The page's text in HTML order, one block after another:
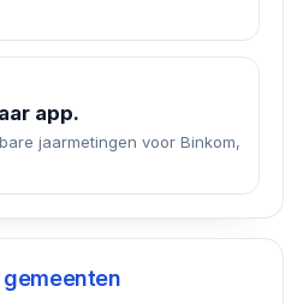
app.
jaarmetingen voor Binkom,